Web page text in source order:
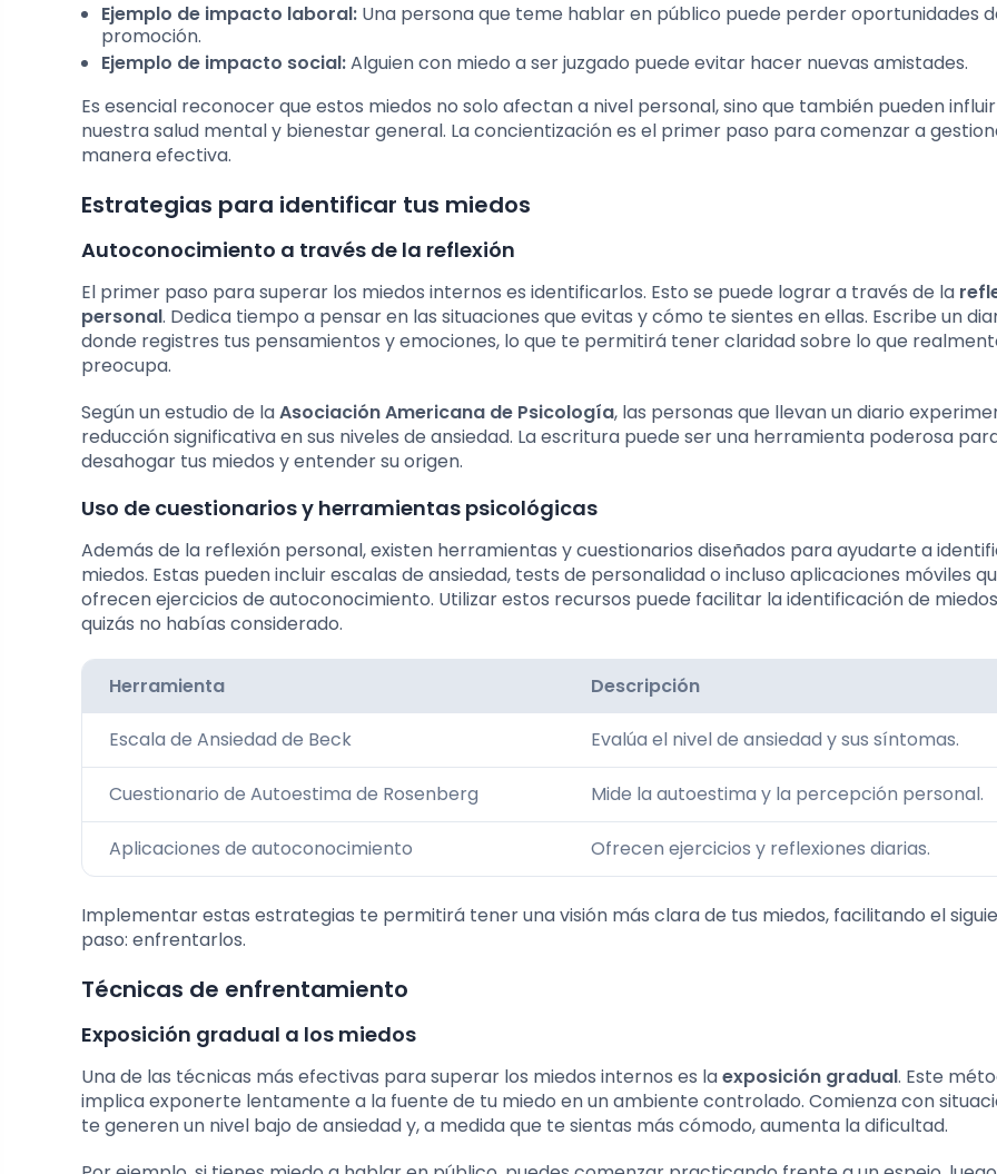
Ejemplo de impacto laboral: Una persona que teme hablar en público puede perder oportunidades
promoción.
Ejemplo de impacto social:Alguien con miedo a ser juzgado puede evitar hacer nuevas amistades.
Es esencial reconocer que estos miedos no solo afectan a nivel personal, sino que también pueden
nuestra salud mental y bienestar general. La concientización es el primer paso para comenzar a
manera efectiva.
Estrategias para identificar tus miedos
Autoconocimiento a través de la reflexión
El primer paso para superar los miedos internos es identificarlos. Esto se puede lograr a través de la
personal. Dedica tiempo a pensar en las situaciones que evitas y cómo te sientes en ellas. Escribe un
donde registres tus pensamientos y emociones, lo que te permitirá tener claridad sobre lo que
preocupa.
Según un estudio de laAsociación Americana de Psicología, las personas que llevan un diario
reducción significativa en sus niveles de ansiedad. La escritura puede ser una herramienta poderosa
desahogar tus miedos y entender su origen.
Uso de cuestionarios y herramientas psicológicas
Además de la reflexión personal, existen herramientas y cuestionarios diseñados para ayudarte a
miedos. Estas pueden incluir escalas de ansiedad, tests de personalidad o incluso aplicaciones móviles
ofrecen ejercicios de autoconocimiento. Utilizar estos recursos puede facilitar la identificación de
quizás no habías considerado.
Herramienta Descripción
Escala de Ansiedad de Beck Evalúa el nivel de ansiedad y sus síntomas.
Cuestionario de Autoestima de Rosenberg Mide la autoestima y la percepción personal.
Aplicaciones de autoconocimiento Ofrecen ejercicios y reflexiones diarias.
Implementar estas estrategias te permitirá tener una visión más clara de tus miedos, facilitando el
paso: enfrentarlos.
Técnicas de enfrentamiento
Exposición gradual a los miedos
Una de las técnicas más efectivas para superar los miedos internos es laexposición gradual. Este
implica exponerte lentamente a la fuente de tu miedo en un ambiente controlado. Comienza con
te generen un nivel bajo de ansiedad y, a medida que te sientas más cómodo, aumenta la dificultad.